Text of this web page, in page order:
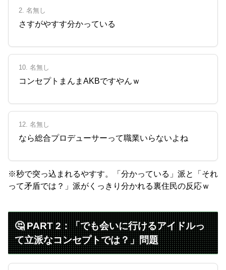
2. 名無し
さすがやすす分かっている
10. 名無し
コンセプトまんまAKBですやんｗ
12. 名無し
なら総合プロデューサーって職業いらないよね
※秒で突っ込まれるやすす。「分かっている」派と「それ
って矛盾では？」派がくっきり分かれる裏住民の反応ｗ
🤔 PART 2：「でも会いに行けるアイドルっ
て立派なコンセプトでは？」問題